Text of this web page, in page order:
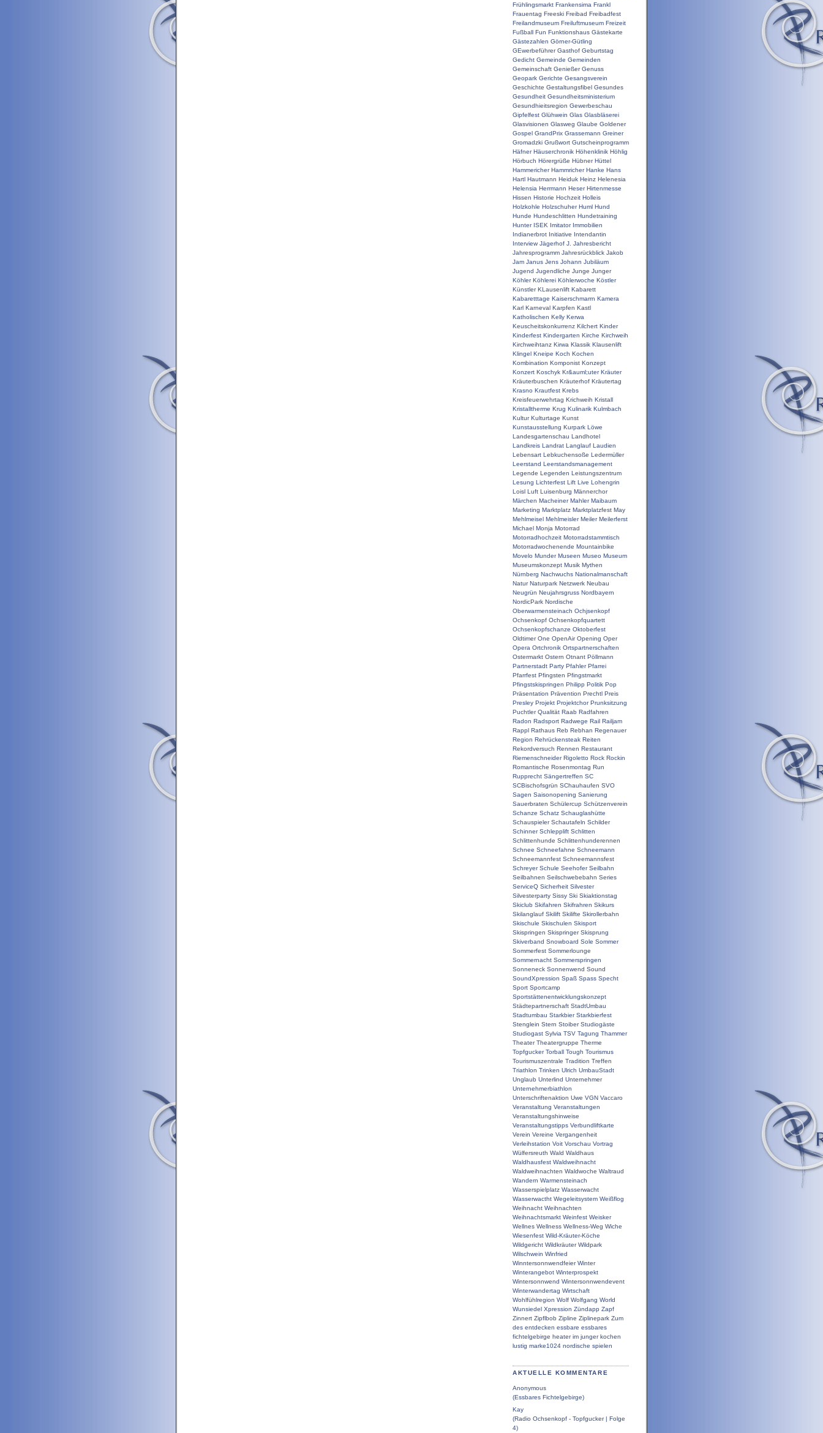
Frühlingsmarkt Frankensima Frankl
Frauentag Freeski Freibad Freibadfest
Freilandmuseum Freiluftmuseum Freizeit
Fußball Fun Funktionshaus Gästekarte
Gästezahlen Görner-Gütling
GEwerbeführer Gasthof Geburtstag
Gedicht Gemeinde Gemeinden
Gemeinschaft Genießer Genuss
Geopark Gerichte Gesangsverein
Geschichte Gestaltungsfibel Gesundes
Gesundheit Gesundheitsministerium
Gesundhieitsregion Gewerbeschau
Gipfelfest Glühwein Glas Glasbläserei
Glasvisionen Glasweg Glaube Goldener
Gospel GrandPrix Grassemann Greiner
Gromadzki Grußwort Gutscheinprogramm
Häfner Häuserchronik Höhenklinik Höhlig
Hörbuch Hörergrüße Hübner Hüttel
Hammericher Hammricher Hanke Hans
Hartl Hautmann Heiduk Heinz Helenesia
Helensia Herrmann Heser Hirtenmesse
Hissen Historie Hochzeit Holleis
Holzkohle Holzschuher Huml Hund
Hunde Hundeschlitten Hundetraining
Hunter ISEK Imitator Immobilien
Indianerbrot Initiative Intendantin
Interview Jägerhof J. Jahresbericht
Jahresprogramm Jahresrückblick Jakob
Jam Janus Jens Johann Jubiläum
Jugend Jugendliche Junge Junger
Köhler Köhlerei Köhlerwoche Köstler
Künstler KLausenlift Kabarett
Kabaretttage Kaiserschmarrn Kamera
Karl Karneval Karpfen Kastl
Katholischen Kelly Kerwa
Keuscheitskonkurrenz Kilchert Kinder
Kinderfest Kindergarten Kirche Kirchweih
Kirchweihtanz Kirwa Klassik Klausenlift
Klingel Kneipe Koch Kochen
Kombination Komponist Konzept
Konzert Koschyk Kr&auml;uter Kräuter
Kräuterbuschen Kräuterhof Kräutertag
Krasno Krautfest Krebs
Kreisfeuerwehrtag Krichweih Kristall
Kristalltherme Krug Kulinarik Kulmbach
Kultur Kulturtage Kunst
Kunstausstellung Kurpark Löwe
Landesgartenschau Landhotel
Landkreis Landrat Langlauf Laudien
Lebensart Lebkuchensoße Ledermüller
Leerstand Leerstandsmanagement
Legende Legenden Leistungszentrum
Lesung Lichterfest Lift Live Lohengrin
Loisl Luft Luisenburg Männerchor
Märchen Macheiner Mahler Maibaum
Marketing Marktplatz Marktplatzfest May
Mehlmeisel Mehlmeisler Meiler Meilerferst
Michael Monja Motorrad
Motorradhochzeit Motorradstammtisch
Motorradwochenende Mountainbike
Movelo Munder Museen Museo Museum
Museumskonzept Musik Mythen
Nürnberg Nachwuchs Nationalmanschaft
Natur Naturpark Netzwerk Neubau
Neugrün Neujahrsgruss Nordbayern
NordicPark Nordische
Oberwarmensteinach Ochjsenkopf
Ochsenkopf Ochsenkopfquartett
Ochsenkopfschanze Oktoberfest
Oldtimer One OpenAir Opening Oper
Opera Ortchronik Ortspartnerschaften
Ostermarkt Ostern Otnant Pöllmann
Partnerstadt Party Pfahler Pfarrei
Pfarrfest Pfingsten Pfingstmarkt
Pfingstskispringen Philipp Politik Pop
Präsentation Prävention Prechtl Preis
Presley Projekt Projektchor Prunksitzung
Puchtler Qualität Raab Radfahren
Radon Radsport Radwege Rail Railjam
Rappl Rathaus Reb Rebhan Regenauer
Region Rehrückensteak Reiten
Rekordversuch Rennen Restaurant
Riemenschneider Rigoletto Rock Rockin
Romantische Rosenmontag Run
Rupprecht Sängertreffen SC
SCBischofsgrün SChauhaufen SVO
Sagen Saisonopening Sanierung
Sauerbraten Schülercup Schützenverein
Schanze Schatz Schauglashütte
Schauspieler Schautafeln Schilder
Schinner Schlepplift Schlitten
Schlittenhunde Schlittenhunderennen
Schnee Schneefahne Schneemann
Schneemannfest Schneemannsfest
Schreyer Schule Seehofer Seilbahn
Seilbahnen Seilschwebebahn Series
ServiceQ Sicherheit Silvester
Silvesterparty Sissy Ski Skiaktionstag
Skiclub Skifahren Skifrahren Skikurs
Skilanglauf Skilift Skilifte Skirollerbahn
Skischule Skischulen Skisport
Skispringen Skispringer Skisprung
Skiverband Snowboard Sole Sommer
Sommerfest Sommerlounge
Sommernacht Sommerspringen
Sonneneck Sonnenwend Sound
SoundXpression Spaß Spass Specht
Sport Sportcamp
Sportstättenentwicklungskonzept
Städtepartnerschaft StadtUmbau
Stadtumbau Starkbier Starkbierfest
Stenglein Stern Stoiber Studiogäste
Studiogast Sylvia TSV Tagung Thammer
Theater Theatergruppe Therme
Topfgucker Torball Tough Tourismus
Tourismuszentrale Tradition Treffen
Triathlon Trinken Ulrich UmbauStadt
Unglaub Unterlind Unternehmer
Unternehmerbiathlon
Unterschriftenaktion Uwe VGN Vaccaro
Veranstaltung Veranstaltungen
Veranstaltungshinweise
Veranstaltungstipps Verbundliftkarte
Verein Vereine Vergangenheit
Verleihstation Voit Vorschau Vortrag
Wülfersreuth Wald Waldhaus
Waldhausfest Waldweihnacht
Waldweihnachten Waldwoche Waltraud
Wandern Warmensteinach
Wasserspielplatz Wasserwacht
Wasserwactht Wegeleitsystem Weißflog
Weihnacht Weihnachten
Weihnachtsmarkt Weinfest Weisker
Wellnes Wellness Wellness-Weg Wiche
Wiesenfest Wild-Kräuter-Köche
Wildgericht Wildkräuter Wildpark
Wilschwein Winfried
Winntersonnwendfeier Winter
Winterangebot Winterprospekt
Wintersonnwend Wintersonnwendevent
Winterwandertag Wirtschaft
Wohlfühlregion Wolf Wolfgang World
Wunsiedel Xpression Zündapp Zapf
Zinnert Zipflbob Zipline Ziplinepark Zum
des entdecken essbare essbares
fichtelgebirge heater im junger kochen
lustig marke1024 nordische spielen
AKTUELLE KOMMENTARE
Anonymous
(Essbares Fichtelgebirge)
Kay
(Radio Ochsenkopf - Topfgucker | Folge
4)